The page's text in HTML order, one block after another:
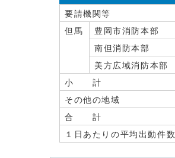
要請機関等
但馬
豊岡市消防本部
南但消防本部
美方広域消防本部
小 計
その他の地域
合 計
１日あたりの平均出動件数